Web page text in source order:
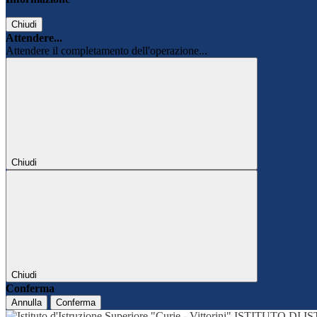
Chiudi
Attendere...
Attendere il completamento dell'operazione...
Chiudi
Chiudi
Conferma
Annulla Conferma